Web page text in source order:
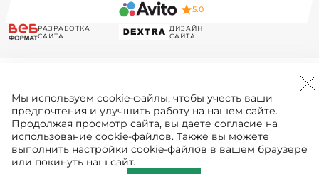
5.0
РАЗРАБОТКА
САЙТА
ДИЗАЙН
САЙТА
Мы используем cookie-файлы, чтобы учесть ваши
предпочтения и улучшить работу на нашем сайте.
Продолжая просмотр сайта, вы даете согласие на
использование cookie-файлов. Также вы можете
выполнить настройки cookie-файлов в вашем браузере
или покинуть наш сайт.